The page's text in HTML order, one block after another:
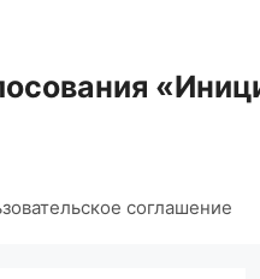
соглашение